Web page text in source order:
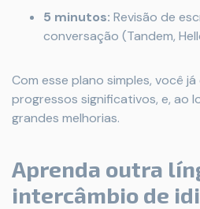
5 minutos: Revisão de
conversação (Tandem,
Com esse plano simples, você
progressos significativos, e, ao
grandes melhorias.
Aprenda outra
intercâmbio de